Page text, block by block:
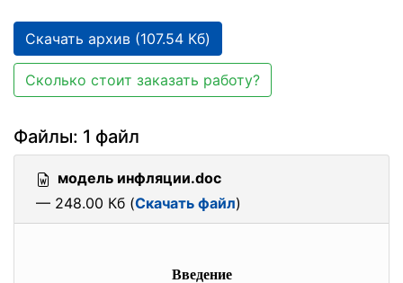
Скачать архив (107.54 Кб)
Сколько стоит заказать работу?
Файлы: 1 файл
модель инфляции.doc
— 248.00 Кб (Скачать файл)
Введение